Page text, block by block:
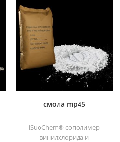
смола mp45
iSuoChem® сополимер
винилхлорида и